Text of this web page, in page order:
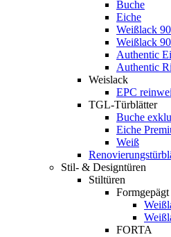
Buche
Eiche
Weißlack
Weißlack
Authentic
Authentic
Weislack
EPC
TGL-Türblätter
Buche
Eiche
Weiß
Stil- & Designtüren
Stiltüren
Formgepägt
FORTA